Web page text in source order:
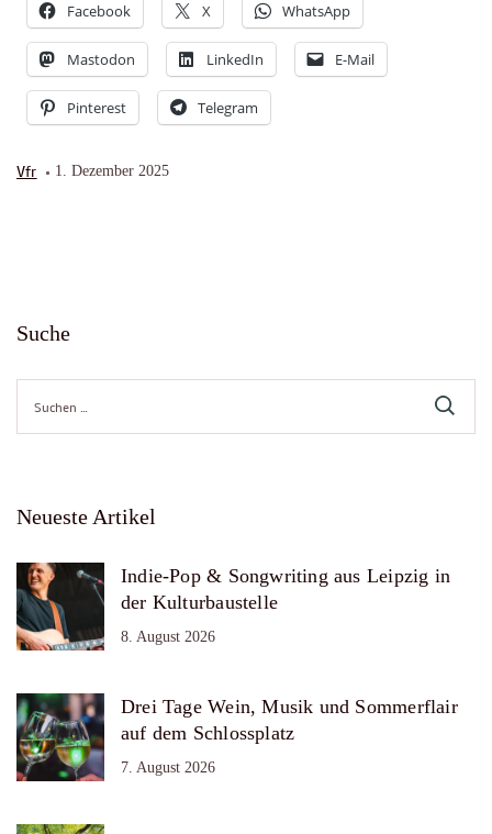
Facebook X WhatsApp
Mastodon LinkedIn E-Mail
Pinterest Telegram
Vfr 1. Dezember 2025
Suche
nach:
Neueste Artikel
Indie-Pop & Songwriting aus Leipzig in
der Kulturbaustelle
8. August 2026
Drei Tage Wein, Musik und Sommerflair
auf dem Schlossplatz
7. August 2026